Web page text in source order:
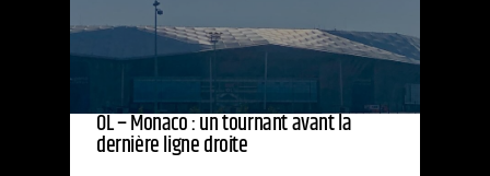
OL – Monaco : un tournant avant la
dernière ligne droite